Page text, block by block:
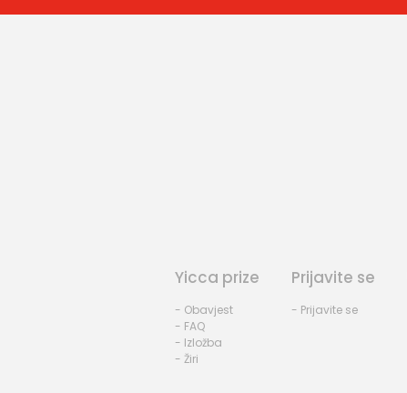
Yicca prize
- Obavjest
- FAQ
- Izložba
- Žiri
Prijavite se
- Prijavite se